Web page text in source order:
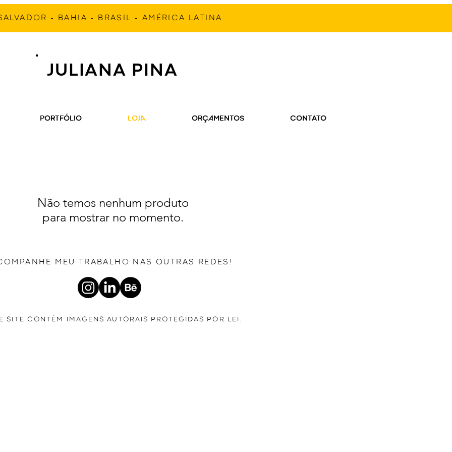
- BAHIA - BRASIL - AMÉRICA LATINA
JULIANA PINA
PORTFÓLIO LOJA ORÇAMENTOS CONTATO
Não temos nenhum produto
para mostrar no momento.
MEU TRABALHO NAS OUTRAS REDES!
SITE CONTÉM IMAGENS AUTORAIS PROTEGIDAS POR LEI.